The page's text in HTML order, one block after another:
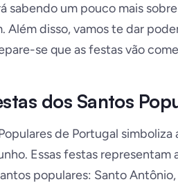
sabendo um pouco mais
Além disso, vamos te dar
se que as festas vão
dos Santos
de Portugal
Essas festas representam
populares: Santo Antônio,